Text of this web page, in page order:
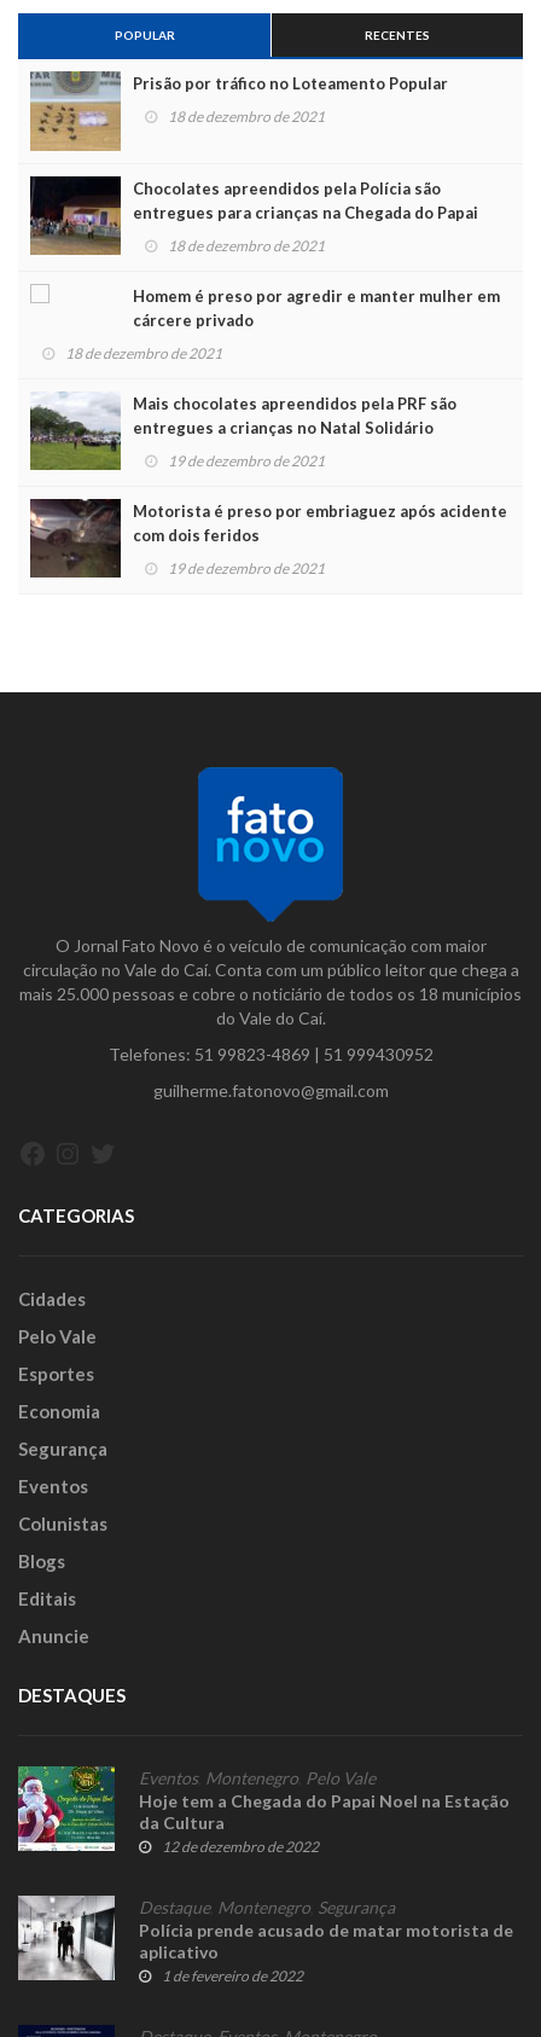
POPULAR RECENTES
Prisão por tráfico no Loteamento Popular
18 de dezembro de 2021
Chocolates apreendidos pela Polícia são
entregues para crianças na Chegada do Papai
Noel
18 de dezembro de 2021
Homem é preso por agredir e manter mulher em
cárcere privado
18 de dezembro de 2021
Mais chocolates apreendidos pela PRF são
entregues a crianças no Natal Solidário
19 de dezembro de 2021
Motorista é preso por embriaguez após acidente
com dois feridos
19 de dezembro de 2021
O Jornal Fato Novo é o veículo de comunicação com maior
circulação no Vale do Caí. Conta com um público leitor que chega a
mais 25.000 pessoas e cobre o noticiário de todos os 18 municípios
do Vale do Caí.
Telefones: 51 99823-4869 | 51 999430952
guilherme.fatonovo@gmail.com
CATEGORIAS
Cidades
Pelo Vale
Esportes
Economia
Segurança
Eventos
Colunistas
Blogs
Editais
Anuncie
DESTAQUES
Eventos, Montenegro Pelo Vale
Hoje tem a Chegada do Papai Noel na Estação
da Cultura
12 de dezembro de 2022
Destaque, Montenegro Segurança
Polícia prende acusado de matar motorista de
aplicativo
1 de fevereiro de 2022